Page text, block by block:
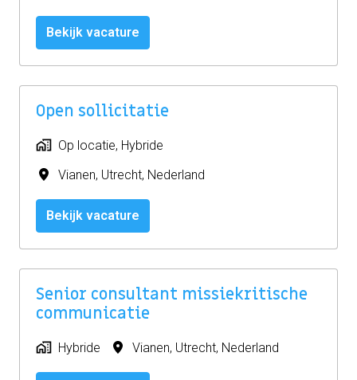
Bekijk vacature
Open sollicitatie
Op locatie, Hybride
Vianen, Utrecht, Nederland
Bekijk vacature
Senior consultant missiekritische
communicatie
Hybride Vianen, Utrecht, Nederland